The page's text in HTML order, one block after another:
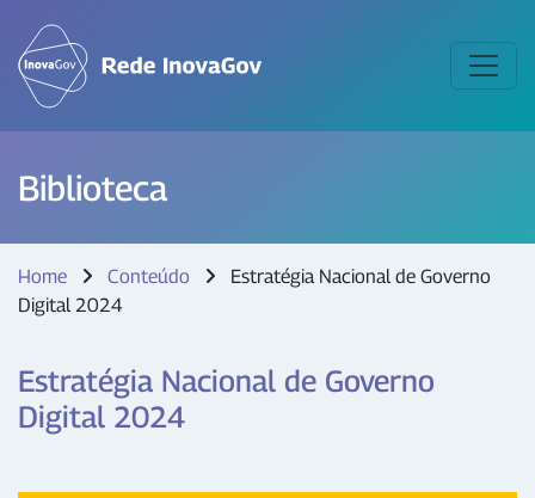
Biblioteca
Home Conteúdo
Estratégia Nacional de Governo
Digital 2024
Estratégia Nacional de Governo
Digital 2024